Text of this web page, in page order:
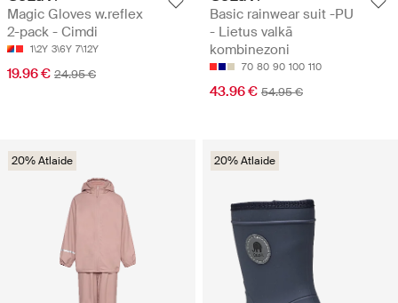
Magic Gloves w.reflex
2-pack - Cimdi
1\2Y 3\6Y 7\12Y
19.96 € 24.95 €
Basic rainwear suit -PU
- Lietus valkā
kombinezoni
70 80 90 100 110
43.96 € 54.95 €
20% Atlaide 20% Atlaide